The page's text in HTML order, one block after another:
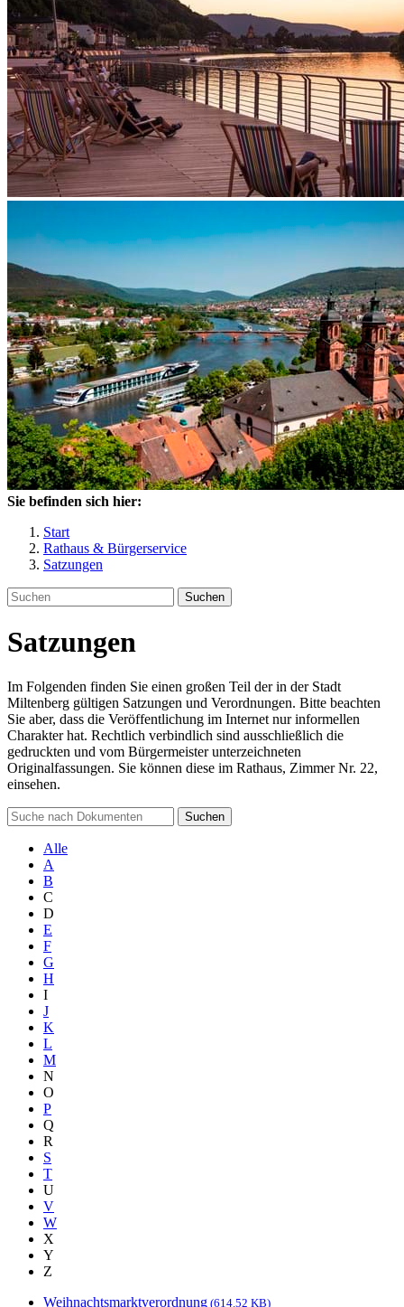
Sie befinden sich hier:
Start
Rathaus & Bürgerservice
Satzungen
Suchen
Satzungen
Im Folgenden finden Sie einen großen Teil der in der Stadt
Miltenberg gültigen Satzungen und Verordnungen. Bitte beachten
Sie aber, dass die Veröffentlichung im Internet nur informellen
Charakter hat. Rechtlich verbindlich sind ausschließlich die
gedruckten und vom Bürgermeister unterzeichneten
Originalfassungen. Sie können diese im Rathaus, Zimmer Nr. 22,
einsehen.
Suchen
Alle
A
B
C
D
E
F
G
H
I
J
K
L
M
N
O
P
Q
R
S
T
U
V
W
X
Y
Z
Weihnachtsmarktverordnung (614.52 KB)